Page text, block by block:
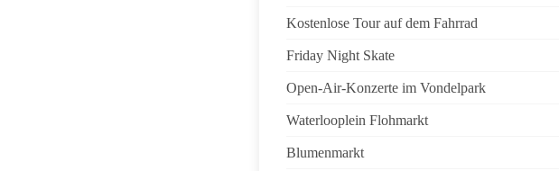
Kostenlose Tour auf dem Fahrrad
Friday Night Skate
Open-Air-Konzerte im Vondelpark
Waterlooplein Flohmarkt
Blumenmarkt